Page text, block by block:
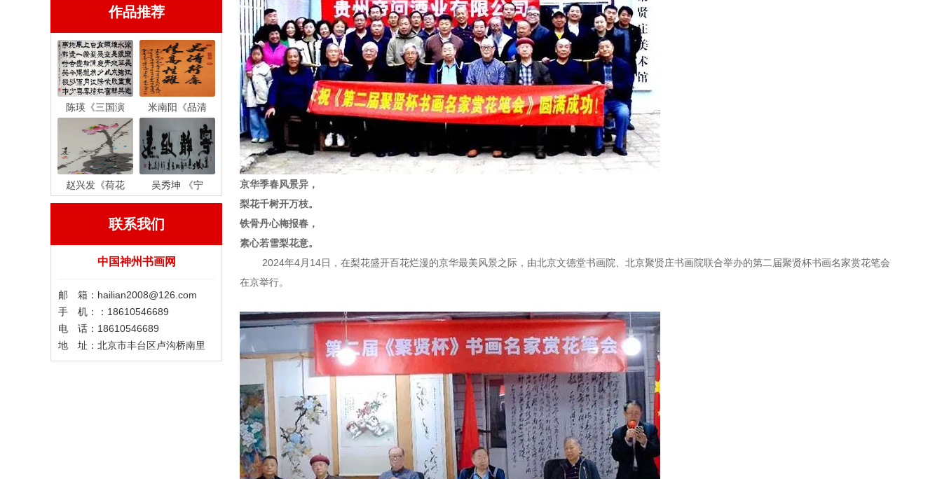
作品推荐
陈瑛《三国演 米南阳《品清
赵兴发《荷花 吴秀坤 《宁
联系我们
中国神州书画网
邮 箱：hailian2008@126.com
手 机：：18610546689
电 话：18610546689
地 址：北京市丰台区卢沟桥南里
京华季春风景异，
梨花千树开万枝。
铁骨丹心梅报春，
素心若雪梨花意。
2024年4月14日，在梨花盛开百花烂漫的京华最美风景之际，由北京文德堂书画院、北京聚贤庄书画院联合举办的第二届聚贤杯书画名家赏花笔会
在京举行。